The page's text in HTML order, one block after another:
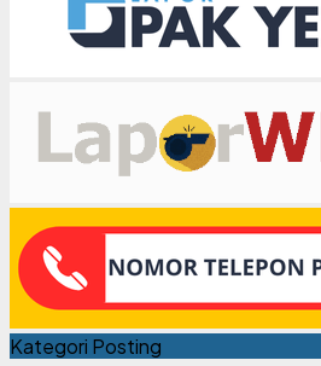
Kategori Posting